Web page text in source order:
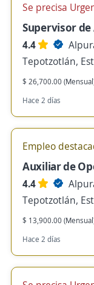
Se precisa
Supervisor
4.4
Tepotzotlán,
$ 26,700.00
Hace 2 días
Empleo
Auxiliar de
4.4
Tepotzotlán,
$ 13,900.00
Hace 2 días